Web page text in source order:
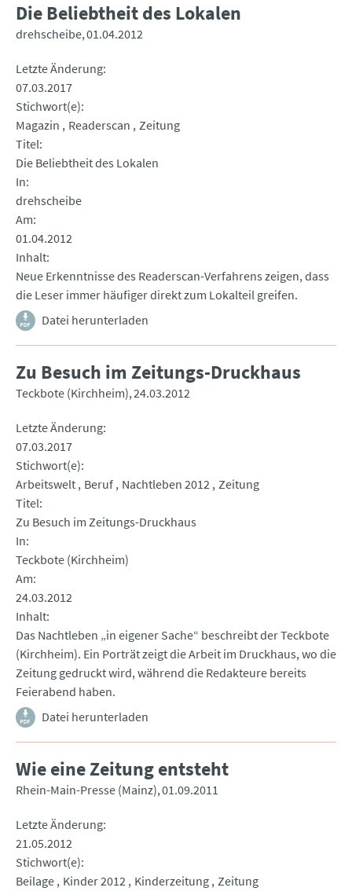
Die Beliebtheit des Lokalen
drehscheibe 01.04.2012
Letzte Änderung
07.03.2017
Stichwort(e)
Magazin
Readerscan Zeitung
Titel
Die Beliebtheit des Lokalen
In
drehscheibe
Am
01.04.2012
Inhalt
Neue Erkenntnisse des Readerscan-Verfahrens zeigen, dass
die Leser immer häufiger direkt zum Lokalteil greifen.
Datei herunterladen
Zu Besuch im Zeitungs-Druckhaus
Teckbote (Kirchheim) 24.03.2012
Letzte Änderung
07.03.2017
Stichwort(e)
Arbeitswelt Beruf Nachtleben 2012 Zeitung
Titel
Zu Besuch im Zeitungs-Druckhaus
In
Teckbote (Kirchheim)
Am
24.03.2012
Inhalt
Das Nachtleben „in eigener Sache“ beschreibt der Teckbote
(Kirchheim). Ein Porträt zeigt die Arbeit im Druckhaus, wo die
Zeitung gedruckt wird, während die Redakteure bereits
Feierabend haben.
Datei herunterladen
Wie eine Zeitung entsteht
Rhein-Main-Presse (Mainz) 01.09.2011
Letzte Änderung
21.05.2012
Stichwort(e)
Beilage Kinder 2012 Kinderzeitung Zeitung